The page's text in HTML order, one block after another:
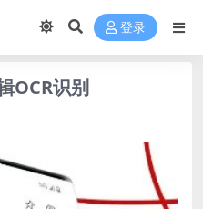
登录
OCR识别